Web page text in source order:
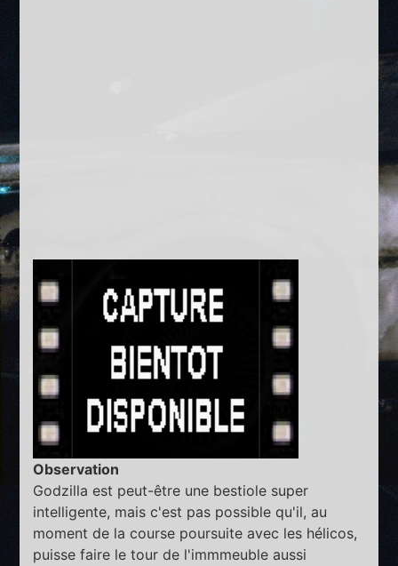
Observation
Godzilla est peut-être une bestiole super
intelligente, mais c'est pas possible qu'il, au
moment de la course poursuite avec les hélicos,
puisse faire le tour de l'immmeuble aussi